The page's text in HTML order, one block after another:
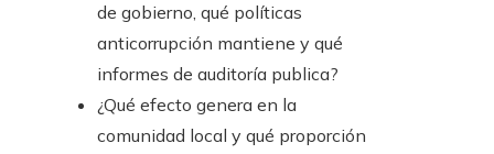
de gobierno, qué políticas
anticorrupción mantiene y qué
informes de auditoría publica?
¿Qué efecto genera en la
comunidad local y qué proporción